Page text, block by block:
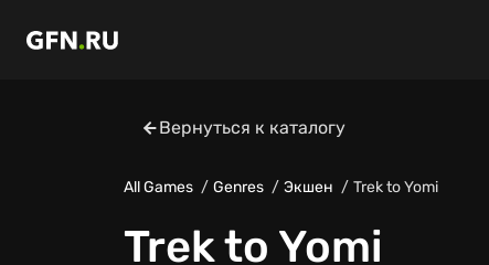
Вернуться к каталогу
All Games Genres Экшен Trek to Yomi
Trek to Yomi